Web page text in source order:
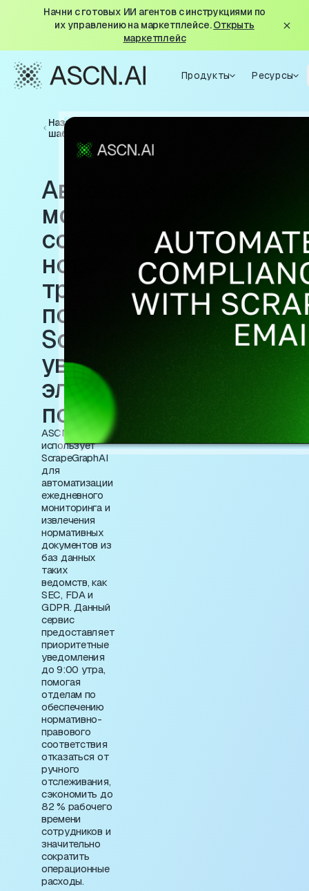
Начни с готовых ИИ агентов с инструкциями по
их управлению на маркетплейсе.Открыть
маркетплейс
Продукты Ресурсы
Назад к
шаблонам
Автоматизируйте
мониторинг
соблюдения
нормативных
требований с
помощью
ScrapeGraphAI и
уведомлений по
электронной
почте
ASCN.AI
использует
ScrapeGraphAI
для
автоматизации
ежедневного
мониторинга и
извлечения
нормативных
документов из
баз данных
таких
ведомств, как
SEC, FDA и
GDPR. Данный
сервис
предоставляет
приоритетные
уведомления
до 9:00 утра,
помогая
отделам по
обеспечению
нормативно-
правового
соответствия
отказаться от
ручного
отслеживания,
сэкономить до
82 % рабочего
времени
сотрудников и
значительно
сократить
операционные
расходы.